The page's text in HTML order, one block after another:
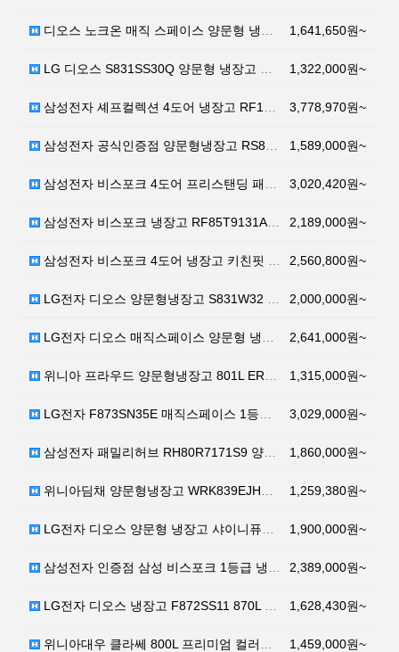
1,641,650원~
디오스 노크온 매직 스페이스 양문형 냉장고 S831SN…
1,322,000원~
LG 디오스 S831SS30Q 양문형 냉장고 매직스페이…
3,778,970원~
삼성전자 셰프컬렉션 4도어 냉장고 RF10R9910S5…
1,589,000원~
삼성전자 공식인증점 양문형냉장고 RS84T5081SA …
3,020,420원~
삼성전자 비스포크 4도어 프리스탠딩 패밀리허브 냉장고 …
2,189,000원~
삼성전자 비스포크 냉장고 RF85T9131APWP 글램…
2,560,800원~
삼성전자 비스포크 4도어 냉장고 키친핏 글램화이트 RF…
2,000,000원~
LG전자 디오스 양문형냉장고 S831W32 821L 방…
2,641,000원~
LG전자 디오스 매직스페이스 양문형 냉장고 F873SN…
1,315,000원~
위니아 프라우드 양문형냉장고 801L ERG809SJG…
3,029,000원~
LG전자 F873SN35E 매직스페이스 1등급 냉장고 …
1,860,000원~
삼성전자 패밀리허브 RH80R7171S9 양문형냉장고 …
1,259,380원~
위니아딤채 양문형냉장고 WRK839EJHW 834L 방…
1,900,000원~
LG전자 디오스 양문형 냉장고 샤이니퓨어 S831SS3…
2,389,000원~
삼성전자 인증점 삼성 비스포크 1등급 냉장고 RF85T…
1,628,430원~
LG전자 디오스 냉장고 F872SS11 870L 방문설…
1,459,000원~
위니아대우 클라쎄 800L 프리미엄 컬러글라스 양문형냉…